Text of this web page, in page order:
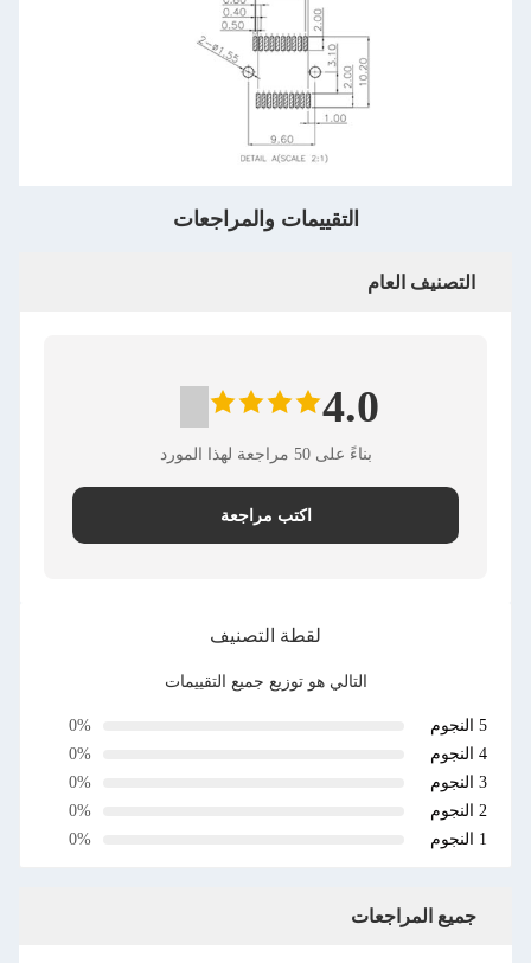
التقييمات والمراجعات
التصنيف العام
4.0
بناءً على 50 مراجعة لهذا المورد
اكتب مراجعة
لقطة التصنيف
التالي هو توزيع جميع التقييمات
5 النجوم
0%
4 النجوم
0%
3 النجوم
0%
2 النجوم
0%
1 النجوم
0%
جميع المراجعات